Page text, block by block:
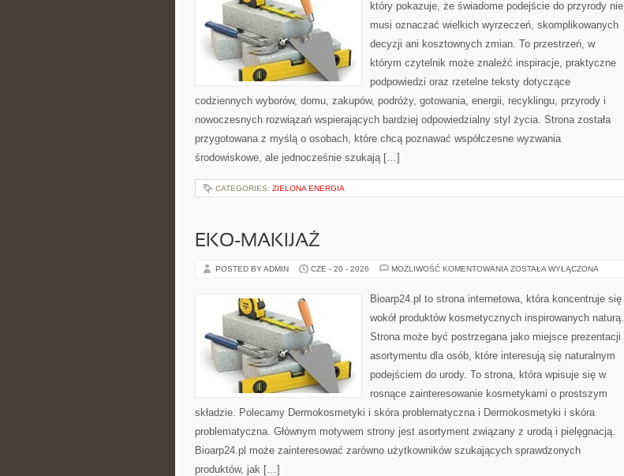
który pokazuje, że świadome podejście do przyrody nie
musi oznaczać wielkich wyrzeczeń, skomplikowanych
decyzji ani kosztownych zmian. To przestrzeń, w
którym czytelnik może znaleźć inspiracje, praktyczne
podpowiedzi oraz rzetelne teksty dotyczące
codziennych wyborów, domu, zakupów, podróży, gotowania, energii, recyklingu, przyrody i
nowoczesnych rozwiązań wspierających bardziej odpowiedzialny styl życia. Strona została
przygotowana z myślą o osobach, które chcą poznawać współczesne wyzwania
środowiskowe, ale jednocześnie szukają […]
CATEGORIES: ZIELONA ENERGIA
EKO-MAKIJAŻ
POSTED BY ADMIN CZE - 20 - 2026 MOŻLIWOŚĆ KOMENTOWANIA EKO-
ZOSTAŁA WYŁĄCZONA
Bioarp24.pl to strona internetowa, która koncentruje się
wokół produktów kosmetycznych inspirowanych naturą.
Strona może być postrzegana jako miejsce prezentacji
asortymentu dla osób, które interesują się naturalnym
podejściem do urody. To strona, która wpisuje się w
rosnące zainteresowanie kosmetykami o prostszym
składzie. Polecamy Dermokosmetyki i skóra problematyczna i Dermokosmetyki i skóra
problematyczna. Głównym motywem strony jest asortyment związany z urodą i pielęgnacją.
Bioarp24.pl może zainteresować zarówno użytkowników szukających sprawdzonych
produktów, jak […]